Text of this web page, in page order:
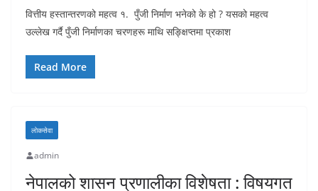
वित्तीय हस्तान्तरणको महत्व १. पुँजी निर्माण भनेको के हो ? यसको महत्व
उल्लेख गर्दै पुँजी निर्माणका चरणहरू माथि सङ्क्षिप्तमा प्रकाश
Read More
लाेकसेवा
admin
नेपालको शासन प्रणालीका विशेषता : विषयगत